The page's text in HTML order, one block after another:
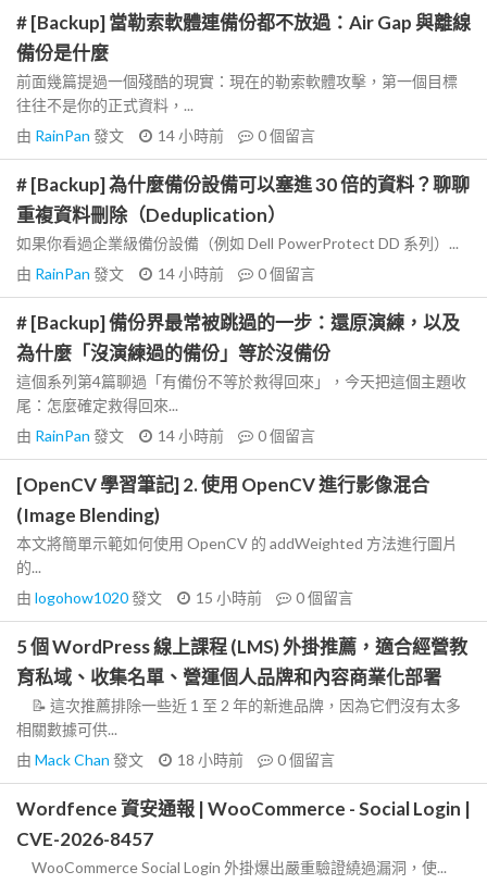
# [Backup] 當勒索軟體連備份都不放過：Air Gap 與離線
備份是什麼
前面幾篇提過一個殘酷的現實：現在的勒索軟體攻擊，第一個目標
往往不是你的正式資料，...
由 RainPan 發文 14 小時前 0個留言
# [Backup] 為什麼備份設備可以塞進 30 倍的資料？聊聊
重複資料刪除（Deduplication）
如果你看過企業級備份設備（例如 Dell PowerProtect DD 系列）...
由 RainPan 發文 14 小時前 0個留言
# [Backup] 備份界最常被跳過的一步：還原演練，以及
為什麼「沒演練過的備份」等於沒備份
這個系列第4篇聊過「有備份不等於救得回來」，今天把這個主題收
尾：怎麼確定救得回來...
由 RainPan 發文 14 小時前 0個留言
[OpenCV 學習筆記] 2. 使用 OpenCV 進行影像混合
(Image Blending)
本文將簡單示範如何使用 OpenCV 的 addWeighted 方法進行圖片
的...
由 logohow1020發文 15 小時前 0個留言
5 個 WordPress 線上課程 (LMS) 外掛推薦，適合經營教
育私域、收集名單、營運個人品牌和內容商業化部署
📝 這次推薦排除一些近 1 至 2 年的新進品牌，因為它們沒有太多
相關數據可供...
由 Mack Chan 發文 18 小時前 0個留言
Wordfence 資安通報 | WooCommerce - Social Login |
CVE-2026-8457
WooCommerce Social Login 外掛爆出嚴重驗證繞過漏洞，使...